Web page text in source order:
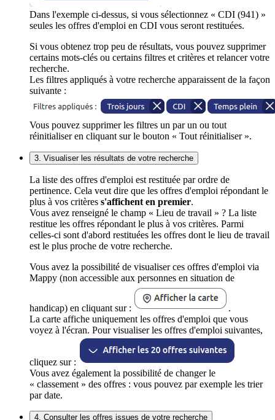
Dans l'exemple ci-dessus, si vous sélectionnez « CDI (941) »
seules les offres d'emploi en CDI vous seront restituées.
Si vous obtenez trop peu de résultats, vous pouvez supprimer
certains mots-clés ou certains filtres et critères et relancer votre
recherche.
Les filtres appliqués à votre recherche apparaissent de la façon
suivante :
Vous pouvez supprimer les filtres un par un ou tout
réinitialiser en cliquant sur le bouton « Tout réinitialiser ».
3. Visualiser les résultats de votre recherche
La liste des offres d'emploi est restituée par ordre de
pertinence. Cela veut dire que les offres d'emploi répondant le
plus à vos critères s'affichent en premier.
Vous avez renseigné le champ « Lieu de travail » ? La liste
restitue les offres répondant le plus à vos critères. Parmi
celles-ci sont d'abord restituées les offres dont le lieu de travail
est le plus proche de votre recherche.
Vous avez la possibilité de visualiser ces offres d'emploi via
Mappy (non accessible aux personnes en situation de
handicap) en cliquant sur :
.
La carte affiche uniquement les offres d'emploi que vous
voyez à l'écran. Pour visualiser les offres d'emploi suivantes,
cliquez sur :
Vous avez également la possibilité de changer le
« classement » des offres : vous pouvez par exemple les trier
par date.
4. Consulter les offres issues de votre recherche